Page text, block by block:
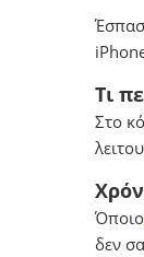
Τι
Στο
Όποιο
δεν